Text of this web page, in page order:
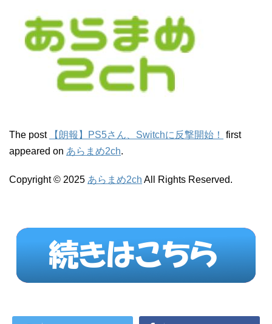
The post 【朗報】PS5さん、Switchに反撃開始！
first
appeared on あらまめ2ch.
Copyright © 2025 あらまめ2ch All Rights Reserved.